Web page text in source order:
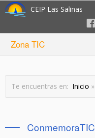
CEIP Las Salinas
Zona TIC
Te encuentras en: Inicio »
ConmemoraTIC